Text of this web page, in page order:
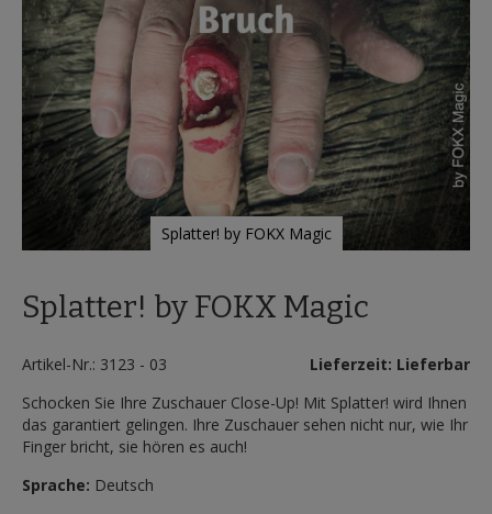
Splatter! by FOKX Magic
der
Bildergalerie
Splatter! by FOKX Magic
Artikel-Nr.: 3123 - 03
Lieferzeit: Lieferbar
Schocken Sie Ihre Zuschauer Close-Up! Mit Splatter! wird Ihnen
das garantiert gelingen. Ihre Zuschauer sehen nicht nur, wie Ihr
Finger bricht, sie hören es auch!
Sprache: Deutsch